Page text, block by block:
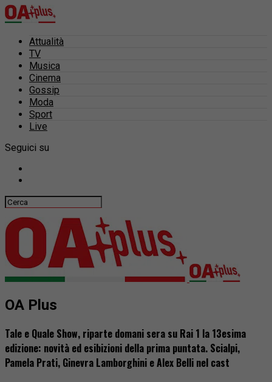
Attualità
TV
Musica
Cinema
Gossip
Moda
Sport
Live
Seguici su
OA Plus
Tale e Quale Show, riparte domani sera su Rai 1 la 13esima
edizione: novità ed esibizioni della prima puntata. Scialpi,
Pamela Prati, Ginevra Lamborghini e Alex Belli nel cast